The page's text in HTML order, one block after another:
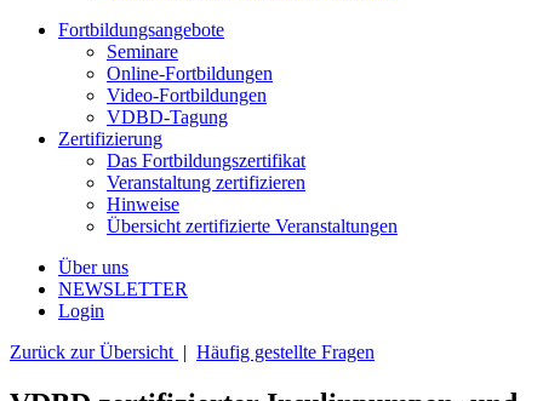
Fortbildungsangebote
Seminare
Online-Fortbildungen
Video-Fortbildungen
VDBD-Tagung
Zertifizierung
Das Fortbildungszertifikat
Veranstaltung zertifizieren
Hinweise
Übersicht zertifizierte Veranstaltungen
Über uns
NEWSLETTER
Login
Zurück zur Übersicht | Häufig gestellte Fragen